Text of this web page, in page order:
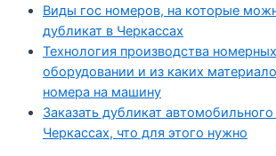
Виды гос номеров, на которые
дубликат в Черкассах
Технология производства
оборудовании и из каких
номера на машину
Заказать дубликат
Черкассах, что для этого нужно